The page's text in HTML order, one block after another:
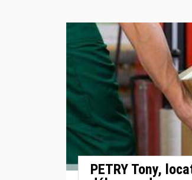
PETRY Tony,